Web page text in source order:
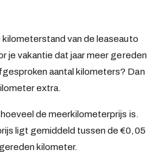
kilometerstand van de leaseauto
je vakantie dat jaar meer gereden
aantal kilometers? Dan
extra.
de meerkilometerprijs is.
ligt gemiddeld tussen de €0,05
kilometer.